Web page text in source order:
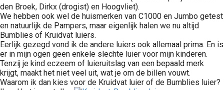
den Broek, Dirkx (drogist) en Hoogvliet).
We hebben ook wel de huismerken van C1000 en Jumbo getest
en natuurlijk de Pampers, maar eigenlijk halen we nu altijd
Bumblies of Kruidvat luiers.
Eerlijk gezegd vond ik de andere luiers ook allemaal prima. En is
er in mijn ogen geen enkele slechte luier voor mijn kinderen.
Tenzij je kind eczeem of luieruitslag van een bepaald merk
krijgt, maakt het niet veel uit, wat je om de billen vouwt.
Waarom ik dan kies voor de Kruidvat luier of de Bumblies luier?